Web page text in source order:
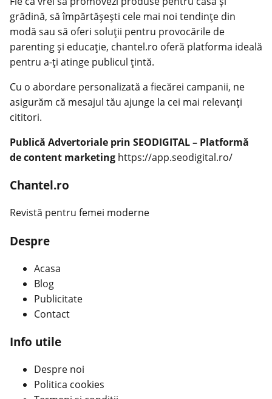
grădină, să împărtășești cele mai noi tendințe din
modă sau să oferi soluții pentru provocările de
parenting și educație, chantel.ro oferă platforma ideală
pentru a-ți atinge publicul țintă.
Cu o abordare personalizată a fiecărei campanii, ne
asigurăm că mesajul tău ajunge la cei mai relevanți
cititori.
Publică Advertoriale prin SEODIGITAL – Platformă
de content marketing https://app.seodigital.ro/
Chantel.ro
Revistă pentru femei moderne
Despre
Acasa
Blog
Publicitate
Contact
Info utile
Despre noi
Politica cookies